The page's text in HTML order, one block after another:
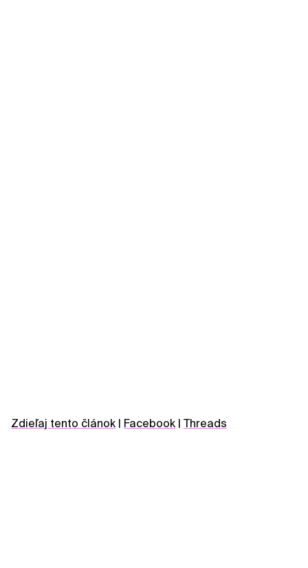
Zdieľaj tento článok Facebook Threads